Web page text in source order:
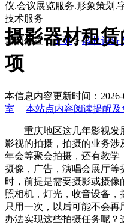
仪.会议展览服务.形象策划.
技术服务
当前位置：主页>器材设备
摄影器材租
项
本信息内容更新时间：
室 | 本站点内容阅读提醒及
重庆地区这几年影视发
影视的拍摄，拍摄的业务
年会等聚会拍摄，还有教
摄像，广告，演唱会展厅等
时，前提是需要摄影或摄像
照相机，灯光，收音设备
只用一次，以后可能不会
办法实现这些拍摄任务呢